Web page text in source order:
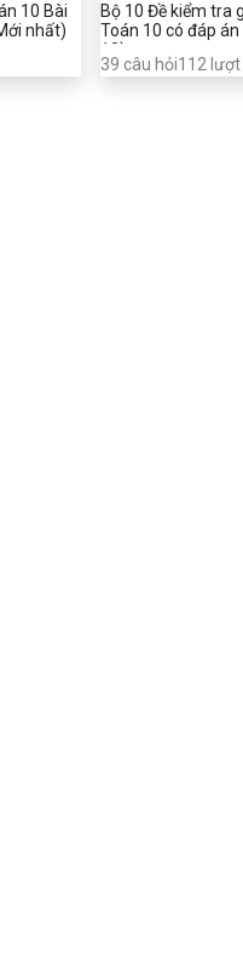
10 Bài
nhất)
Bộ 10 Đề kiểm tra
Toán 10 có đáp
10)
39 câu hỏi112